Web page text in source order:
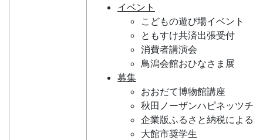
イベント
こどもの遊び場イベント
ともすけ共済出張受付
消費者講演会
鳥潟会館おひなさま展
募集
おおだて博物館講座
秋田ノーザンハピネッツチ
企業版ふるさと納税による
大館市奨学生